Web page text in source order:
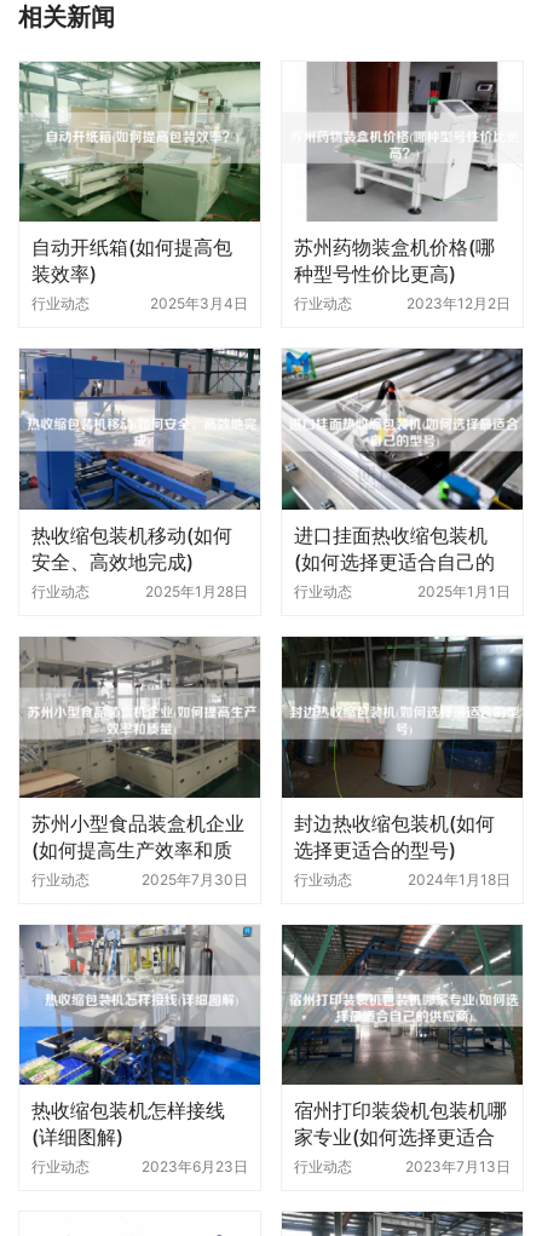
相关新闻
自动开纸箱(如何提高包
装效率)
行业动态 2025年3月4日
苏州药物装盒机价格(哪
种型号性价比更高)
行业动态 2023年12月2日
热收缩包装机移动(如何
安全、高效地完成)
行业动态 2025年1月28日
进口挂面热收缩包装机
(如何选择更适合自己的
型号)
行业动态 2025年1月1日
苏州小型食品装盒机企业
(如何提高生产效率和质
量)
行业动态 2025年7月30日
封边热收缩包装机(如何
选择更适合的型号)
行业动态 2024年1月18日
热收缩包装机怎样接线
(详细图解)
行业动态 2023年6月23日
宿州打印装袋机包装机哪
家专业(如何选择更适合
自己的供应商)
行业动态 2023年7月13日